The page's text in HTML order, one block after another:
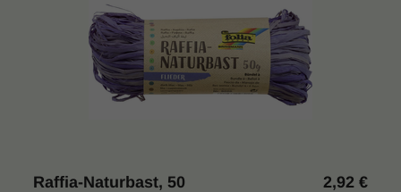
Raffia-Naturbast, 50
2,92 €